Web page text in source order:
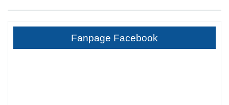
Fanpage Facebook